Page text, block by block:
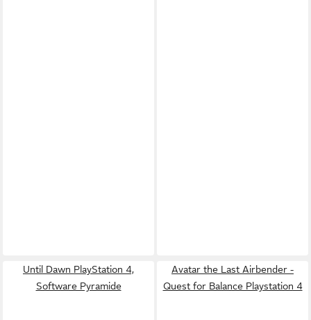
Until Dawn PlayStation 4,
Software Pyramide
Avatar the Last Airbender -
Quest for Balance Playstation 4